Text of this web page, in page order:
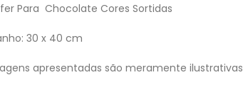
Para Chocolate Cores Sortidas
30 x 40 cm
apresentadas são meramente ilustrativas